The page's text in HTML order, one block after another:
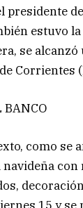
presidente
estuvo
se
Corrientes
BANCO
como se
navideña